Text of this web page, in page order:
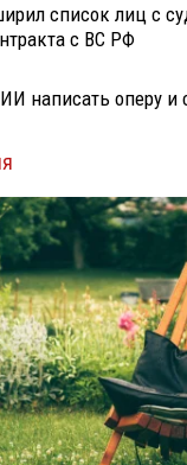
список лиц с
с ВС РФ
написать оперу и